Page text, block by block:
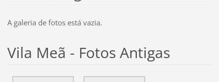
A galeria de fotos está vazia.
Vila Meã - Fotos Antigas